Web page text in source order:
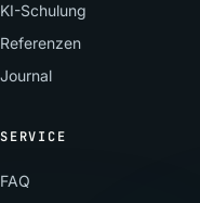
KI-Schulung
Referenzen
Journal
SERVICE
FAQ